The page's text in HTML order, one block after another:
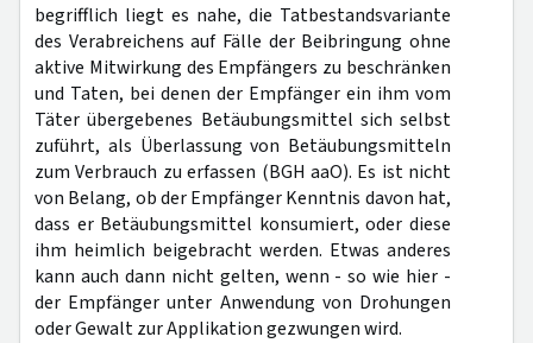
begrifflich liegt es nahe, die Tatbestandsvariante
des Verabreichens auf Fälle der Beibringung ohne
aktive Mitwirkung des Empfängers zu beschränken
und Taten, bei denen der Empfänger ein ihm vom
Täter übergebenes Betäubungsmittel sich selbst
zuführt, als Überlassung von Betäubungsmitteln
zum Verbrauch zu erfassen (BGH aaO). Es ist nicht
von Belang, ob der Empfänger Kenntnis davon hat,
dass er Betäubungsmittel konsumiert, oder diese
ihm heimlich beigebracht werden. Etwas anderes
kann auch dann nicht gelten, wenn - so wie hier -
der Empfänger unter Anwendung von Drohungen
oder Gewalt zur Applikation gezwungen wird.